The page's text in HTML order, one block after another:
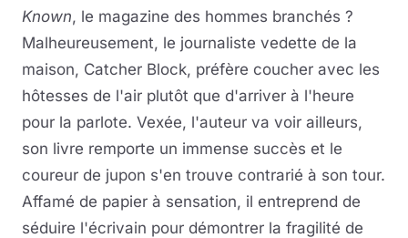
Known, le magazine des hommes branchés ?
Malheureusement, le journaliste vedette de la
maison, Catcher Block, préfère coucher avec les
hôtesses de l'air plutôt que d'arriver à l'heure
pour la parlote. Vexée, l'auteur va voir ailleurs,
son livre remporte un immense succès et le
coureur de jupon s'en trouve contrarié à son tour.
Affamé de papier à sensation, il entreprend de
séduire l'écrivain pour démontrer la fragilité de